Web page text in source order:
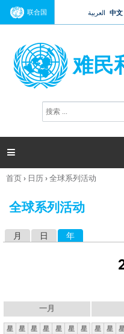
Jump
联合国 العربية 中文
难民
搜
索

你
这
首页› 日历›全球系列活动
全球系列活动
月 日 年
一月
星 星 星 星 星 星
星
星 星